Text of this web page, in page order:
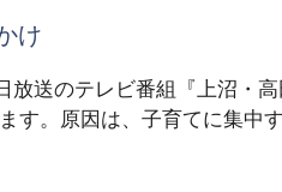
け
送のテレビ番組『上沼・
す。原因は、子育てに集中